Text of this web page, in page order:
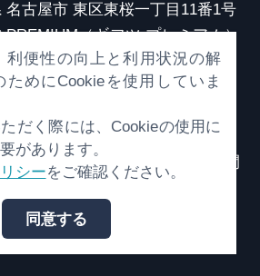
名古屋市 東区東桜一丁目11番1号
PREMIUM（ギフツ プレミアム）
き年中無休）※観光相談対応時間
観光連盟 All Rights Reserved.
利便性の向上と利用状況の解
めにCookieを使用していま
だく際には、Cookieの使用に
があります。
シーをご確認ください。
同意する